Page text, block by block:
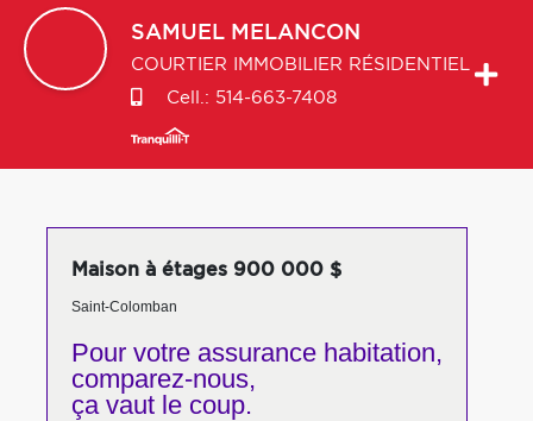
SAMUEL MELANCON
COURTIER IMMOBILIER RÉSIDENTIEL
Cell.: 514-663-7408
Maison à étages 900 000 $
Saint-Colomban
Pour votreassurance habitation,
comparez-nous,
ça vaut le coup.